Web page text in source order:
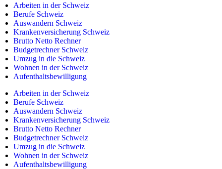
Arbeiten in der Schweiz
Berufe Schweiz
Auswandern Schweiz
Krankenversicherung Schweiz
Brutto Netto Rechner
Budgetrechner Schweiz
Umzug in die Schweiz
Wohnen in der Schweiz
Aufenthaltsbewilligung
Arbeiten in der Schweiz
Berufe Schweiz
Auswandern Schweiz
Krankenversicherung Schweiz
Brutto Netto Rechner
Budgetrechner Schweiz
Umzug in die Schweiz
Wohnen in der Schweiz
Aufenthaltsbewilligung